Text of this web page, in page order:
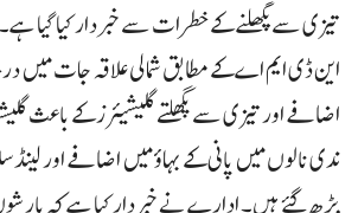
تیزی سے پگھلنے کے خطرات سے خبردار کیا گیا
این ڈی ایم اے کے مطابق شمالی علاقہ جات میں
اضافے اور تیزی سے پگھلتے گلیشیئرز کے باعث
ندی نالوں میں پانی کے بہاؤ میں اضافے اور
بڑھ گئے ہیں۔ ادارے نے خبردار کیا ہے کہ